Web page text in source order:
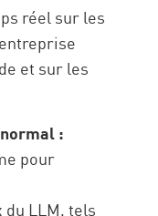
réel sur les
et sur les
:
pour
LLM, tels